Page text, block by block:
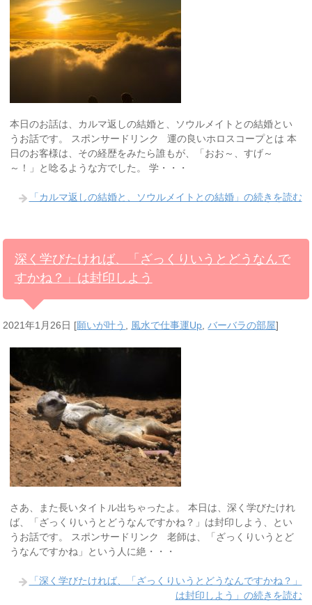
本日のお話は、カルマ返しの結婚と、ソウルメイトとの結婚とい
うお話です。 スポンサードリンク 運の良いホロスコープとは 本
日のお客様は、その経歴をみたら誰もが、「おお～、すげ～
～！」と唸るような方でした。 学・・・
「カルマ返しの結婚と、ソウルメイトとの結婚」の続きを読む
深く学びたければ、「ざっくりいうとどうなんで
すかね？」は封印しよう
2021年1月26日 [願いが叶う 風水で仕事運Up ,バーバラの部屋]
さあ、また長いタイトル出ちゃったよ。 本日は、深く学びたけれ
ば、「ざっくりいうとどうなんですかね？」は封印しよう、とい
うお話です。 スポンサードリンク 老師は、「ざっくりいうとど
うなんですかね」という人に絶・・・
「深く学びたければ、「ざっくりいうとどうなんですかね？」
は封印しよう」の続きを読む